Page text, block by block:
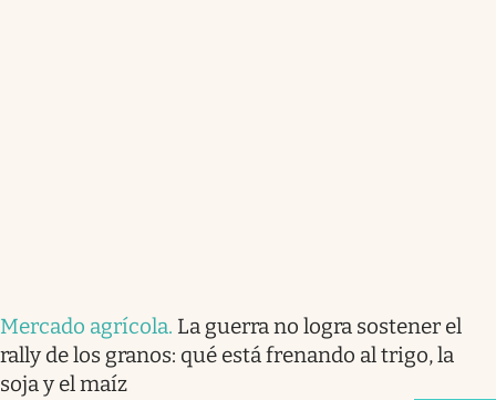
Mercado agrícola. La guerra no logra sostener el
rally de los granos: qué está frenando al trigo, la
soja y el maíz